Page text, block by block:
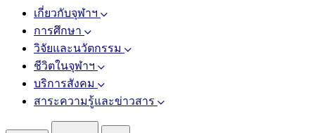
เกี่ยวกับจุฬาฯ
การศึกษา
วิจัยและนวัตกรรม
ชีวิตในจุฬาฯ
บริการสังคม
สาระความรู้และข่าวสาร